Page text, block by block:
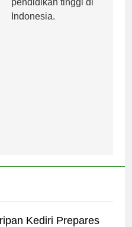
Indonesia.
Kediri Prepares